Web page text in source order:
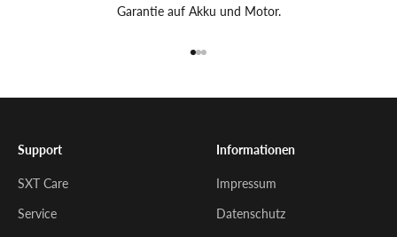
Garantie auf Akku und Motor.
Support
SXT Care
Service
Informationen
Impressum
Datenschutz